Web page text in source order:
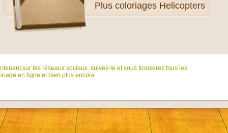
Plus coloriages Helicopters
sur ​​les réseaux sociaux, suivez-le et vous trouverez tous les
en ligne et bien plus encore